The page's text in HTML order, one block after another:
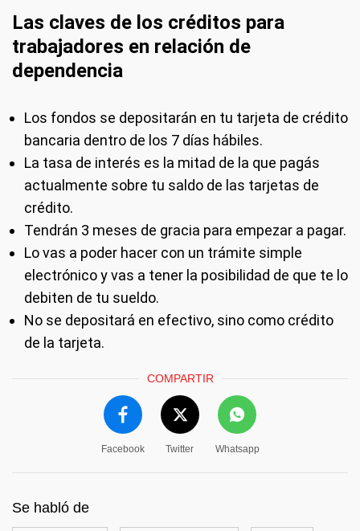
Las claves de los créditos para
trabajadores en relación de
dependencia
Los fondos se depositarán en tu tarjeta de crédito
bancaria dentro de los 7 días hábiles.
La tasa de interés es la mitad de la que pagás
actualmente sobre tu saldo de las tarjetas de
crédito.
Tendrán 3 meses de gracia para empezar a pagar.
Lo vas a poder hacer con un trámite simple
electrónico y vas a tener la posibilidad de que te lo
debiten de tu sueldo.
No se depositará en efectivo, sino como crédito
de la tarjeta.
COMPARTIR
Facebook Twitter Whatsapp
Se habló de